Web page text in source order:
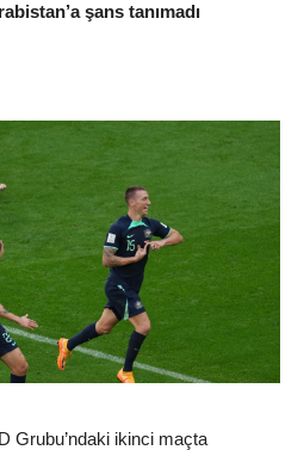
şans tanımadı
Grubu’ndaki ikinci maçta